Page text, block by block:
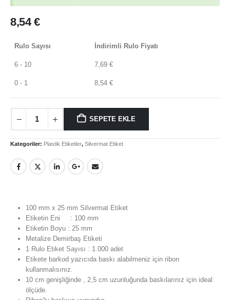
8,54€
Rulo Sayısı İndirimli Rulo Fiyatı
6 - 10 7,69 €
0 - 1 8,54 €
SEPETE EKLE
Kategoriler: Plastik Etiketler, Silvermat Etiket
100 mm x 25 mm Silvermat Etiket
Etiketin Eni : 100 mm
Etiketin Boyu : 25 mm
Metalize Demirbaş Etiketi
1 Rulo Etiket Sayısı : 1.000 adet
Etikete barkod yazıcıda baskı alabilmeniz için ribon
kullanmalısınız.
10 cm genişliğinde , 2,5 cm uzunluğunda baskılarınız için ideal
ölçüde.
MÜŞTERI HIZMETLERI
Login
Gizlilik Politikası
İade ve Geri Ödeme Politikası
HAKKIMIZDA